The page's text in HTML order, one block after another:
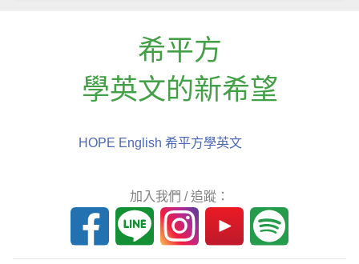
希平方
學英文的新希望
HOPE English 希平方學英文
加入我們 / 追蹤：